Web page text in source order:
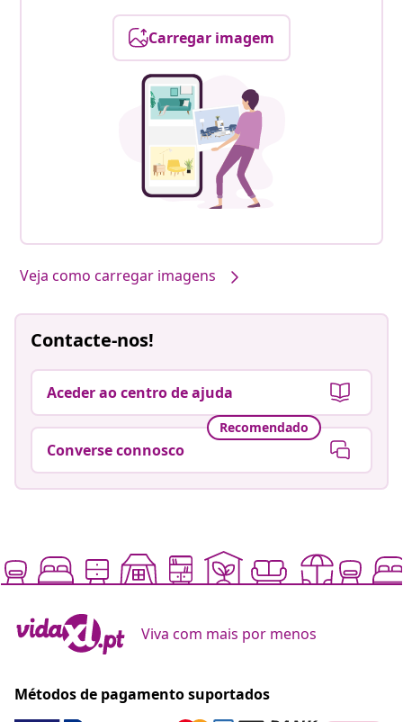
Carregar imagem
Veja como carregar imagens
Contacte-nos!
Aceder ao centro de ajuda
Recomendado
Converse connosco
Viva com mais por menos
Métodos de pagamento suportados